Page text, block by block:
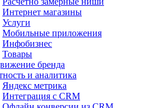
Интернет магазины
Услуги
Мобильные приложения
Инфобизнес
Товары
бренда
и аналитика
Яндекс метрика
Интеграция с CRM